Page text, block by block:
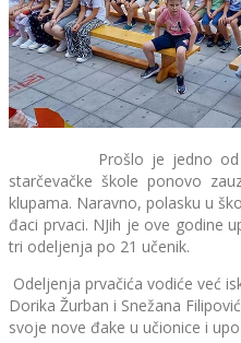
Prošlo je jedno od
starčevačke škole ponovo
klupama. Naravno, polasku u
đaci prvaci. NJih je ove godine
tri odeljenja po 21 učenik.
Odeljenja prvačića vodiće već
Dorika Žurban i Snežana
svoje nove đake u učionice i